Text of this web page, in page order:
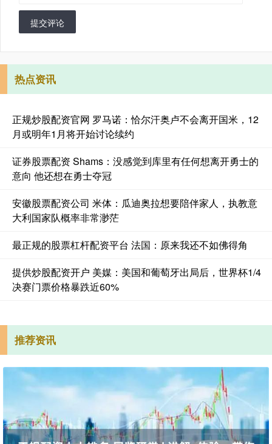
提交评论
热点资讯
正规炒股配资官网 罗马诺：恰尔汗奥卢不会离开国米，12
月或明年1月将开始讨论续约
证券股票配资 Shams：没感觉到库里有任何想离开勇士的
意向 他还想在勇士夺冠
安徽股票配资公司 米体：瓜迪奥拉想要陪伴家人，执教意
大利国家队概率非常渺茫
最正规的股票杠杆配资平台 法国：原来我还不如佛得角
提供炒股配资开户 美媒：美国和葡萄牙出局后，世界杯1/4
决赛门票价格暴跌近60%
推荐资讯